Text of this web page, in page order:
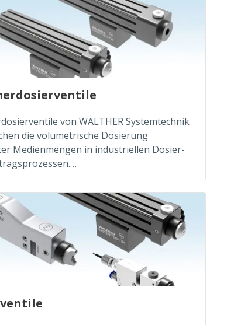
von WALTHER Systemtechnik
die volumetrische Dosierung
Medienmengen in industriellen Dosier-